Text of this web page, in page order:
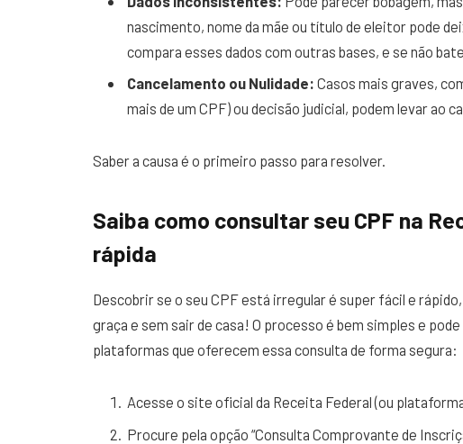
nascimento, nome da mãe ou título de eleitor pode
compara esses dados com outras bases, e se não
Cancelamento ou Nulidade: Casos mais graves,
mais de um CPF) ou decisão judicial, podem levar ao
Saber a causa é o primeiro passo para resolver.
Saiba como consultar seu CPF na
rápida
Descobrir se o seu CPF está irregular é super fácil e
graça e sem sair de casa! O processo é bem simples e
plataformas que oferecem essa consulta de forma segura:
Acesse o site oficial da Receita Federal (ou
Procure pela opção “Consulta Comprovante de